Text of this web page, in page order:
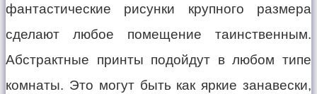
фантастические рисунки крупного размера
сделают любое помещение таинственным.
Абстрактные принты подойдут в любом типе
комнаты. Это могут быть как яркие занавески,